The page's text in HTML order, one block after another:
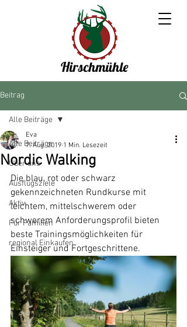
Hirschmühle
Beitrag
Alle Beiträge
Über uns
Ausflugsziele
Aktiv
Für Familien
regional Einkaufen
Alle Beiträge
Nordic Walking
Eva
7. Aug. 2019 1 Min. Lesezeit
Die blau, rot oder schwarz
gekennzeichneten Rundkurse mit
leichtem, mittelschwerem oder
schwerem Anforderungsprofil bieten
beste Trainingsmöglichkeiten für
Einsteiger und Fortgeschrittene.